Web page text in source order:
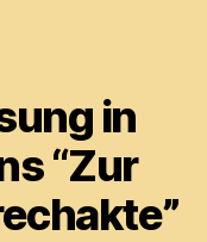
in
“Zur